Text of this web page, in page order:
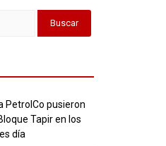
PetrolCo pusieron
Tapir en los
día